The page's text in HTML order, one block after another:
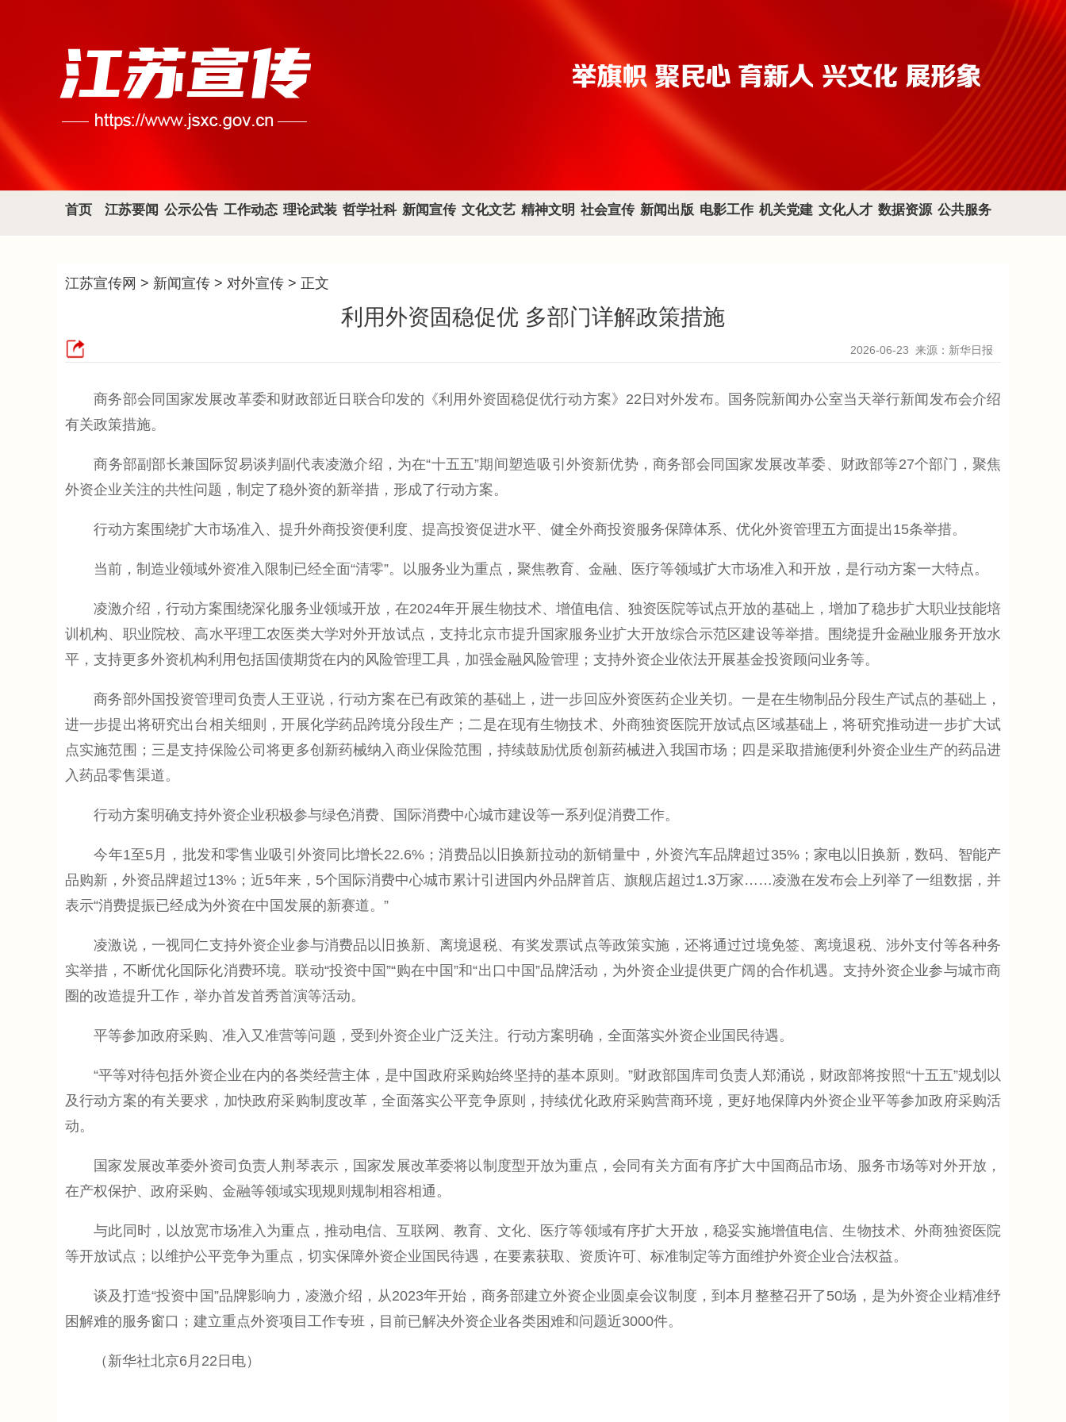
首页 江苏要闻 公示公告 工作动态 理论武装 哲学社科 新闻宣传 文化文艺 精神文明 社会宣传 新闻出版 电影工作 机关党建 文化人才 数据资源 公共服务
江苏宣传网 > 新闻宣传 > 对外宣传 > 正文
利用外资固稳促优 多部门详解政策措施
2026-06-23 来源：新华日报
商务部会同国家发展改革委和财政部近日联合印发的《利用外资固稳促优行动方案》22日对外发布。国务院新闻办公室当天举行新闻发布会介绍
有关政策措施。
商务部副部长兼国际贸易谈判副代表凌激介绍，为在“十五五”期间塑造吸引外资新优势，商务部会同国家发展改革委、财政部等27个部门，聚焦
外资企业关注的共性问题，制定了稳外资的新举措，形成了行动方案。
行动方案围绕扩大市场准入、提升外商投资便利度、提高投资促进水平、健全外商投资服务保障体系、优化外资管理五方面提出15条举措。
当前，制造业领域外资准入限制已经全面“清零”。以服务业为重点，聚焦教育、金融、医疗等领域扩大市场准入和开放，是行动方案一大特点。
凌激介绍，行动方案围绕深化服务业领域开放，在2024年开展生物技术、增值电信、独资医院等试点开放的基础上，增加了稳步扩大职业技能培
训机构、职业院校、高水平理工农医类大学对外开放试点，支持北京市提升国家服务业扩大开放综合示范区建设等举措。围绕提升金融业服务开放水
平，支持更多外资机构利用包括国债期货在内的风险管理工具，加强金融风险管理；支持外资企业依法开展基金投资顾问业务等。
商务部外国投资管理司负责人王亚说，行动方案在已有政策的基础上，进一步回应外资医药企业关切。一是在生物制品分段生产试点的基础上，
进一步提出将研究出台相关细则，开展化学药品跨境分段生产；二是在现有生物技术、外商独资医院开放试点区域基础上，将研究推动进一步扩大试
点实施范围；三是支持保险公司将更多创新药械纳入商业保险范围，持续鼓励优质创新药械进入我国市场；四是采取措施便利外资企业生产的药品进
入药品零售渠道。
行动方案明确支持外资企业积极参与绿色消费、国际消费中心城市建设等一系列促消费工作。
今年1至5月，批发和零售业吸引外资同比增长22.6%；消费品以旧换新拉动的新销量中，外资汽车品牌超过35%；家电以旧换新，数码、智能产
品购新，外资品牌超过13%；近5年来，5个国际消费中心城市累计引进国内外品牌首店、旗舰店超过1.3万家……凌激在发布会上列举了一组数据，并
表示“消费提振已经成为外资在中国发展的新赛道。”
凌激说，一视同仁支持外资企业参与消费品以旧换新、离境退税、有奖发票试点等政策实施，还将通过过境免签、离境退税、涉外支付等各种务
实举措，不断优化国际化消费环境。联动“投资中国”“购在中国”和“出口中国”品牌活动，为外资企业提供更广阔的合作机遇。支持外资企业参与城市商
圈的改造提升工作，举办首发首秀首演等活动。
平等参加政府采购、准入又准营等问题，受到外资企业广泛关注。行动方案明确，全面落实外资企业国民待遇。
“平等对待包括外资企业在内的各类经营主体，是中国政府采购始终坚持的基本原则。”财政部国库司负责人郑涌说，财政部将按照“十五五”规划以
及行动方案的有关要求，加快政府采购制度改革，全面落实公平竞争原则，持续优化政府采购营商环境，更好地保障内外资企业平等参加政府采购活
动。
国家发展改革委外资司负责人荆琴表示，国家发展改革委将以制度型开放为重点，会同有关方面有序扩大中国商品市场、服务市场等对外开放，
在产权保护、政府采购、金融等领域实现规则规制相容相通。
与此同时，以放宽市场准入为重点，推动电信、互联网、教育、文化、医疗等领域有序扩大开放，稳妥实施增值电信、生物技术、外商独资医院
等开放试点；以维护公平竞争为重点，切实保障外资企业国民待遇，在要素获取、资质许可、标准制定等方面维护外资企业合法权益。
谈及打造“投资中国”品牌影响力，凌激介绍，从2023年开始，商务部建立外资企业圆桌会议制度，到本月整整召开了50场，是为外资企业精准纾
困解难的服务窗口；建立重点外资项目工作专班，目前已解决外资企业各类困难和问题近3000件。
（新华社北京6月22日电）